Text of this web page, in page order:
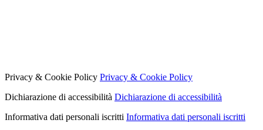
Privacy & Cookie Policy Privacy & Cookie Policy
Dichiarazione di accessibilità Dichiarazione di accessibilità
Informativa dati personali iscritti Informativa dati personali iscritti